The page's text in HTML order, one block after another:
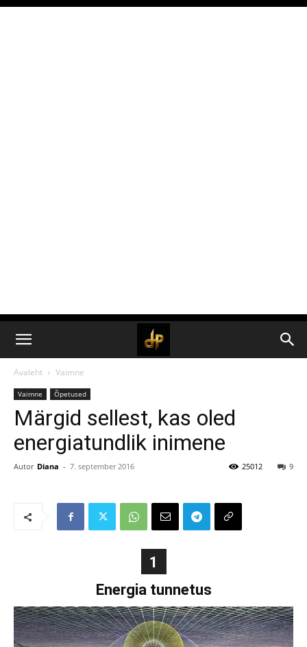
Avaleht Vaimne
Vaimne Õpetused
Märgid sellest, kas oled
energiatundlik inimene
Autor Diana - 7. september 2016 9
25012
1
Energia tunnetus